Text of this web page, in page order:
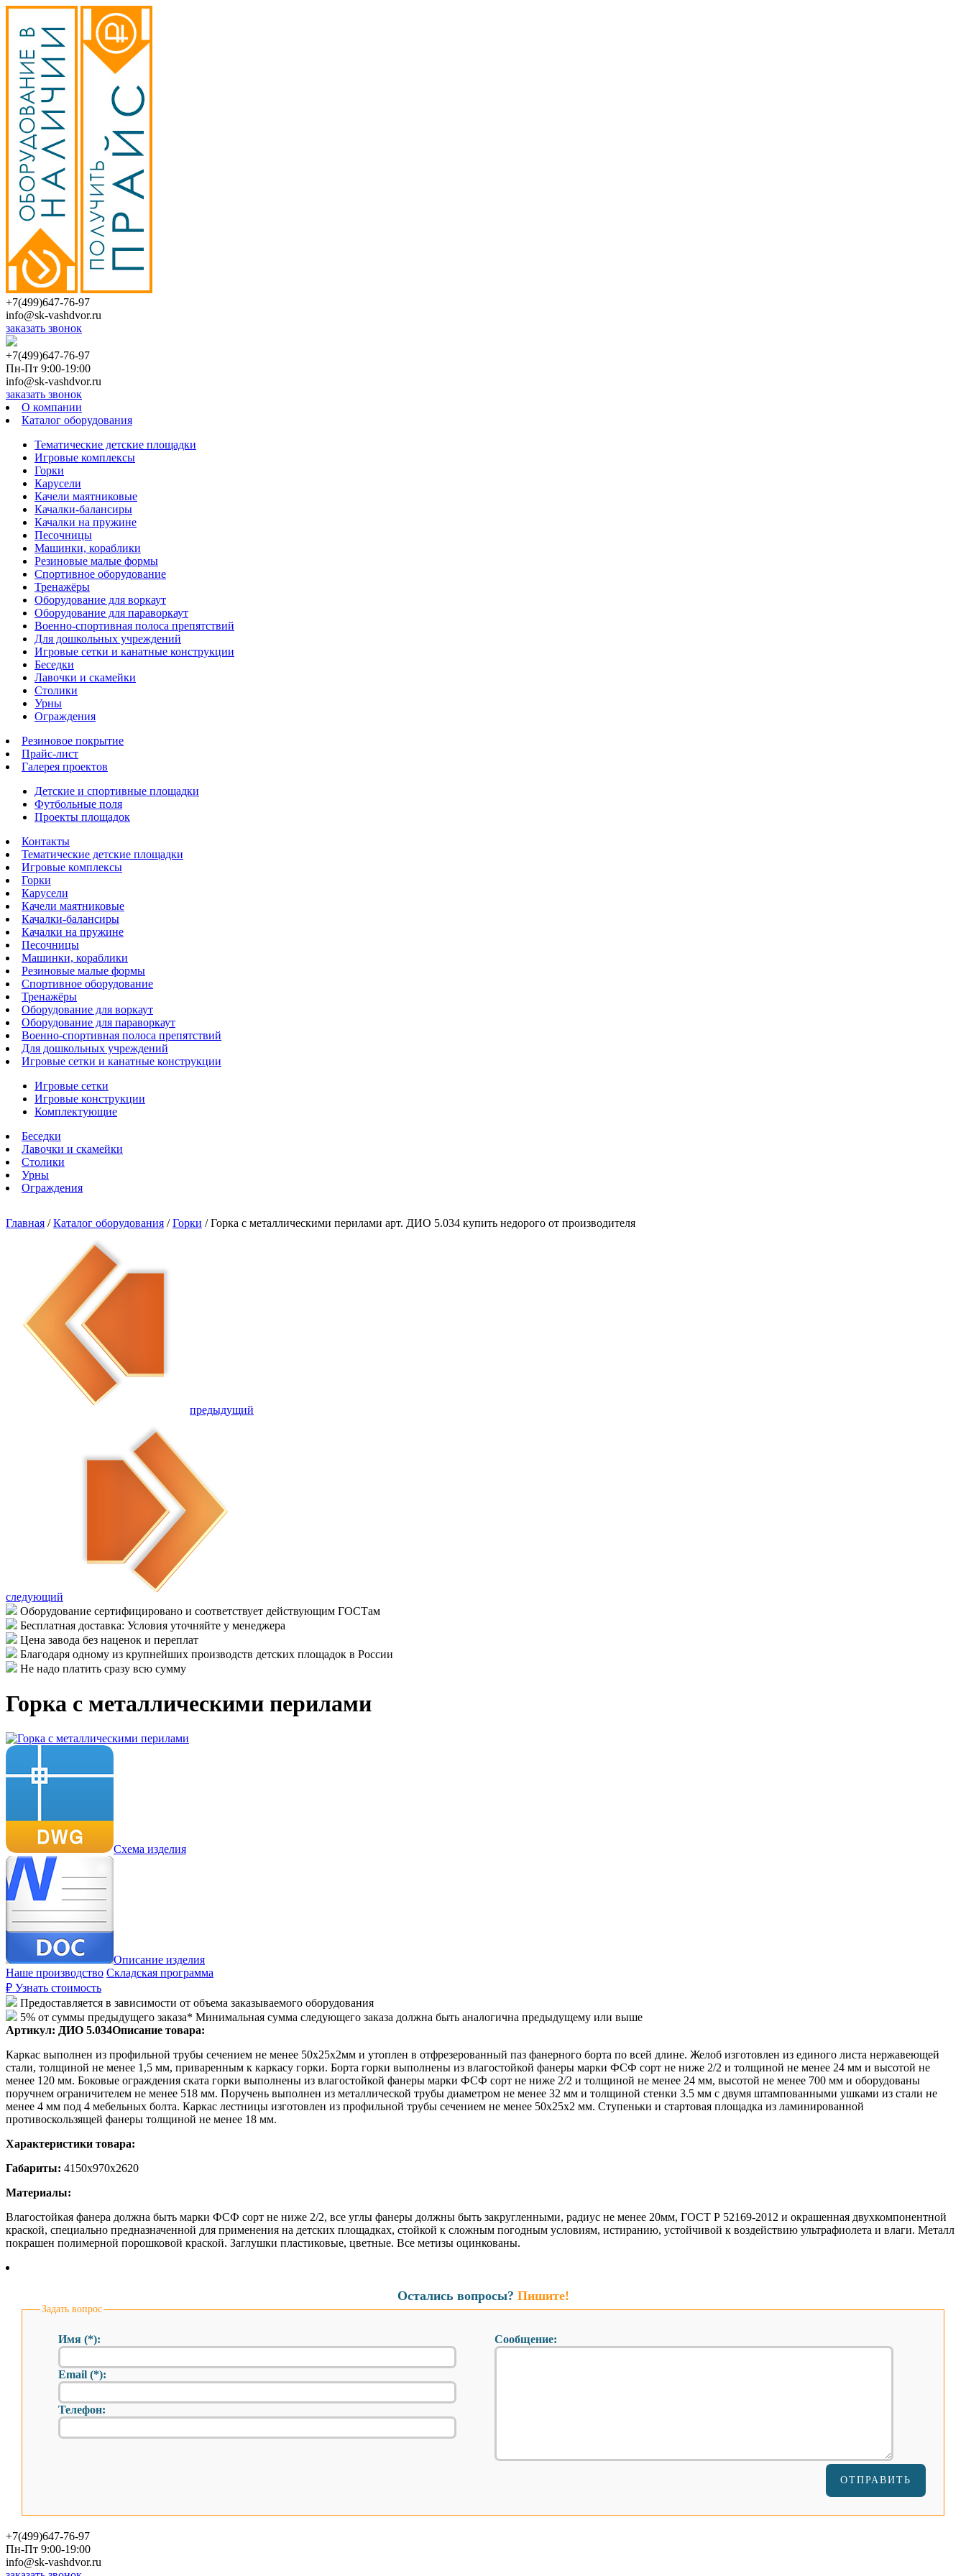
+7(499)647-76-97
info@sk-vashdvor.ru
заказать звонок
+7(499)647-76-97
Пн-Пт 9:00-19:00
info@sk-vashdvor.ru
заказать звонок
О компании
Каталог оборудования
Тематические детские площадки
Игровые комплексы
Горки
Карусели
Качели маятниковые
Качалки-балансиры
Качалки на пружине
Песочницы
Машинки, кораблики
Резиновые малые формы
Спортивное оборудование
Тренажёры
Оборудование для воркаут
Оборудование для параворкаут
Военно-спортивная полоса препятствий
Для дошкольных учреждений
Игровые сетки и канатные конструкции
Беседки
Лавочки и скамейки
Столики
Урны
Ограждения
Резиновое покрытие
Прайс-лист
Галерея проектов
Детские и спортивные площадки
Футбольные поля
Проекты площадок
Контакты
Тематические детские площадки
Игровые комплексы
Горки
Карусели
Качели маятниковые
Качалки-балансиры
Качалки на пружине
Песочницы
Машинки, кораблики
Резиновые малые формы
Спортивное оборудование
Тренажёры
Оборудование для воркаут
Оборудование для параворкаут
Военно-спортивная полоса препятствий
Для дошкольных учреждений
Игровые сетки и канатные конструкции
Игровые сетки
Игровые конструкции
Комплектующие
Беседки
Лавочки и скамейки
Столики
Урны
Ограждения
Главная /Каталог оборудования /Горки /Горка с металлическими перилами арт. ДИО 5.034 купить недорого от производителя
предыдущий
следующий
Оборудование сертифицировано и соответствует действующим ГОСТам
Бесплатная доставка: Условия уточняйте у менеджера
Цена завода без наценок и переплат
Благодаря одному из крупнейших производств детских площадок в России
Не надо платить сразу всю сумму
Горка с металлическими перилами
Схема изделия
Описание изделия
Наше производство Складская программа
₽ Узнать стоимость
Предоставляется в зависимости от объема заказываемого оборудования
5% от суммы предыдущего заказа* Минимальная сумма следующего заказа должна быть аналогична предыдущему или выше
Артикул: ДИО 5.034Описание товара:
Каркас выполнен из профильной трубы сечением не менее 50х25х2мм и утоплен в отфрезерованный паз фанерного борта по всей длине. Желоб изготовлен из единого листа нержавеющей
стали, толщиной не менее 1,5 мм, приваренным к каркасу горки. Борта горки выполнены из влагостойкой фанеры марки ФСФ сорт не ниже 2/2 и толщиной не менее 24 мм и высотой не
менее 120 мм. Боковые ограждения ската горки выполнены из влагостойкой фанеры марки ФСФ сорт не ниже 2/2 и толщиной не менее 24 мм, высотой не менее 700 мм и оборудованы
поручнем ограничителем не менее 518 мм. Поручень выполнен из металлической трубы диаметром не менее 32 мм и толщиной стенки 3.5 мм с двумя штампованными ушками из стали не
менее 4 мм под 4 мебельных болта. Каркас лестницы изготовлен из профильной трубы сечением не менее 50х25х2 мм. Ступеньки и стартовая площадка из ламинированной
противоскользящей фанеры толщиной не менее 18 мм.
Характеристики товара:
Габариты: 4150х970х2620
Материалы:
Влагостойкая фанера должна быть марки ФСФ сорт не ниже 2/2, все углы фанеры должны быть закругленными, радиус не менее 20мм, ГОСТ Р 52169-2012 и окрашенная двухкомпонентной
краской, специально предназначенной для применения на детских площадках, стойкой к сложным погодным условиям, истиранию, устойчивой к воздействию ультрафиолета и влаги. Металл
покрашен полимерной порошковой краской. Заглушки пластиковые, цветные. Все метизы оцинкованы.
Остались вопросы? Пишите!
Задать вопрос
Имя (*):
Email (*):
Телефон:
Сообщение:
+7(499)647-76-97
Пн-Пт 9:00-19:00
info@sk-vashdvor.ru